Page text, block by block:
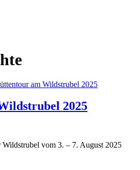
2025
vom 3. – 7. August 2025